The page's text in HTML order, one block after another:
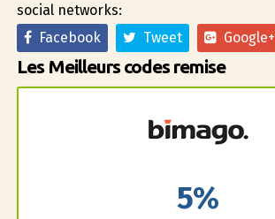
social networks:
Facebook
Tweet Google+
Les Meilleurs codes remise
5%